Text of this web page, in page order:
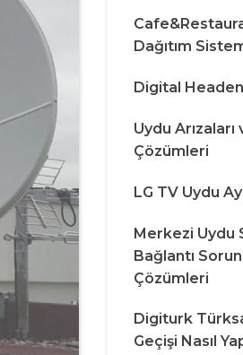
Dağıtım
Digital
Uydu Arızaları
Çözümleri
LG TV Uydu
Merkezi Uydu
Bağlantı
Çözümleri
Digiturk
Geçişi Nasıl